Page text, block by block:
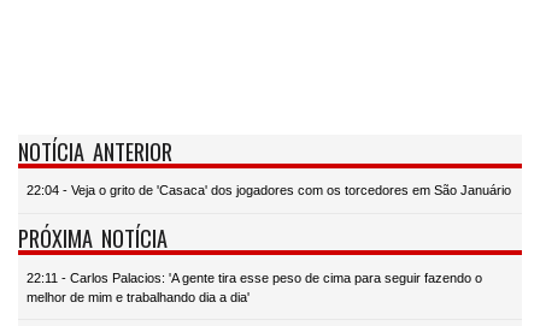
NOTÍCIA ANTERIOR
22:04 - Veja o grito de 'Casaca' dos jogadores com os torcedores em São Januário
PRÓXIMA NOTÍCIA
22:11 - Carlos Palacios: 'A gente tira esse peso de cima para seguir fazendo o
melhor de mim e trabalhando dia a dia'